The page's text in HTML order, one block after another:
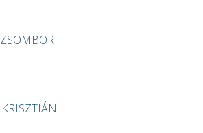
ZSOMBOR
KRISZTIÁN